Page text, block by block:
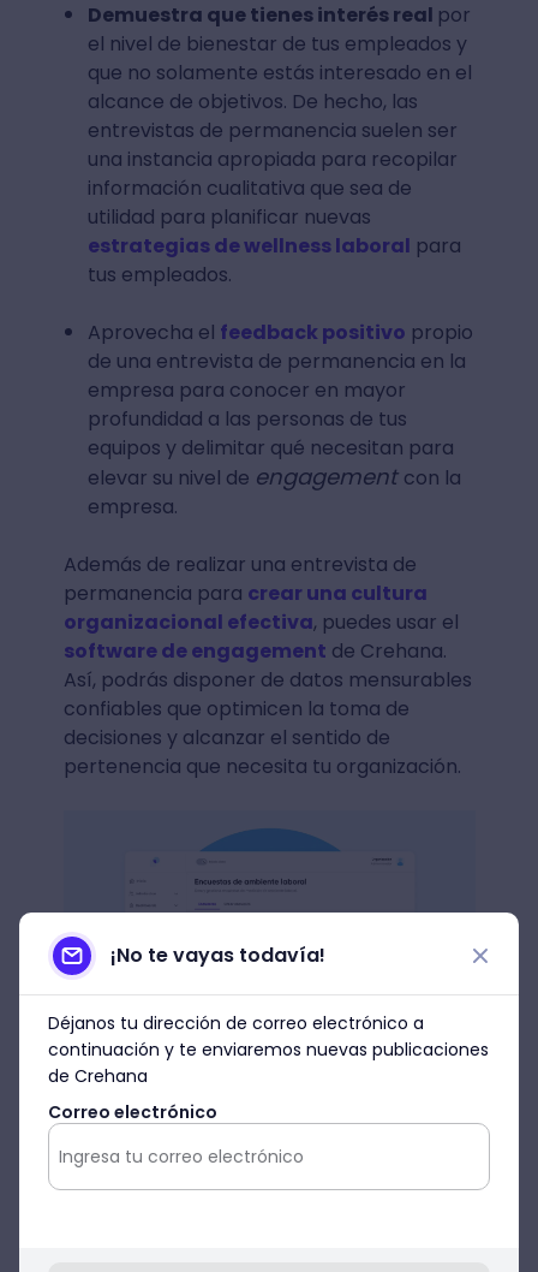
Demuestra que tienes interés real por
el nivel de bienestar de tus empleados y
que no solamente estás interesado en el
alcance de objetivos. De hecho, las
entrevistas de permanencia suelen ser
una instancia apropiada para recopilar
información cualitativa que sea de
utilidad para planificar nuevas
estrategias de wellness laboral para
tus empleados.
Aprovecha el feedback positivo propio
de una entrevista de permanencia en la
empresa para conocer en mayor
profundidad a las personas de tus
equipos y delimitar qué necesitan para
elevar su nivel de engagement con la
empresa.
Además de realizar una entrevista de
permanencia para crear una cultura
organizacional efectiva, puedes usar el
software de engagement de Crehana.
Así, podrás disponer de datos mensurables
confiables que optimicen la toma de
decisiones y alcanzar el sentido de
pertenencia que necesita tu organización.
Fuente: Crehana
3. Disminución de los costos
¡No te vayas todavía!
Déjanos tu dirección de correo electrónico a
continuación y te enviaremos nuevas publicaciones
de Crehana
Correo electrónico